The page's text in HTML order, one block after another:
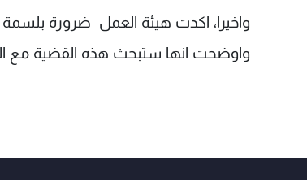
واخيرا، اكدت هيئة العمل ضرورة بلسمة
واوضحت انها ستبحث هذه القضية مع